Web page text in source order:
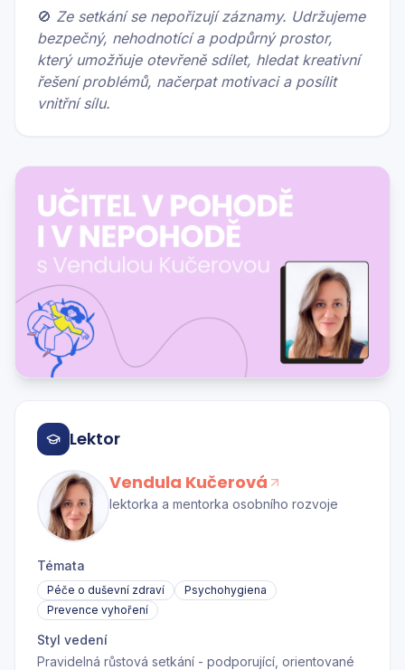
🚫 Ze setkání se nepořizují záznamy. Udržujeme
bezpečný, nehodnotící a podpůrný prostor,
který umožňuje otevřeně sdílet, hledat kreativní
řešení problémů, načerpat motivaci a posílit
vnitřní sílu.
Lektor
Vendula Kučerová
lektorka a mentorka osobního rozvoje
Témata
Péče o duševní zdraví
Psychohygiena
Prevence vyhoření
Styl vedení
Pravidelná růstová setkání - podporující, orientované